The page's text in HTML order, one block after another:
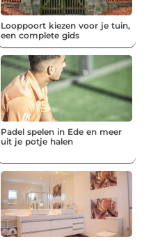
Looppoort kiezen voor je tuin,
een complete gids
Padel spelen in Ede en meer
uit je potje halen